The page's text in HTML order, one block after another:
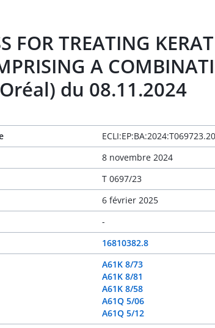
FOR TREATING
A
du 08.11.2024
8 novembre 2024
T 0697/23
6 février 2025
-
16810382.8
A61K 8/73
A61K 8/81
A61K 8/58
A61Q 5/06
A61Q 5/12